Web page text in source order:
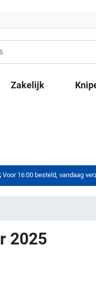
Zakelijk
Voor 16:00 besteld, vandaag
2025